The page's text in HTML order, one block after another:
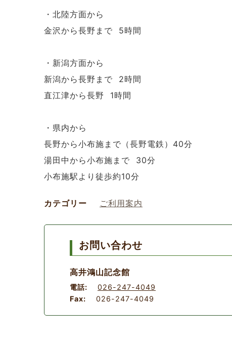
・北陸方面から
金沢から長野まで 5時間
・新潟方面から
新潟から長野まで 2時間
直江津から長野 1時間
・県内から
長野から小布施まで（長野電鉄）40分
湯田中から小布施まで 30分
小布施駅より徒歩約10分
カテゴリー ご利用案内
お問い合わせ
高井鴻山記念館
電話:
026-247-4049
Fax:
026-247-4049